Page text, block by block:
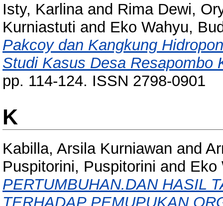
Isty, Karlinaand Rima Dewi,
Kurniastuti and Eko Wahyu,
Pakcoy dan Kangkung
Studi Kasus Desa Resapombo
pp. 114-124. ISSN 2798-0901
K
Kabilla, Arsila Kurniawan and
Puspitorini, Puspitorini and Eko
PERTUMBUHAN.DAN HASIL
TERHADAP PEMUPUKAN